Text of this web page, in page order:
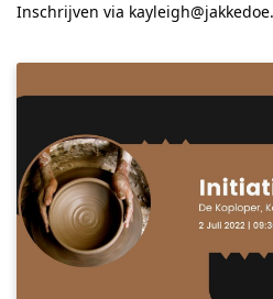
Inschrijven via